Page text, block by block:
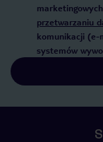
przetwarzaniu
komunikacji (e-
systemów